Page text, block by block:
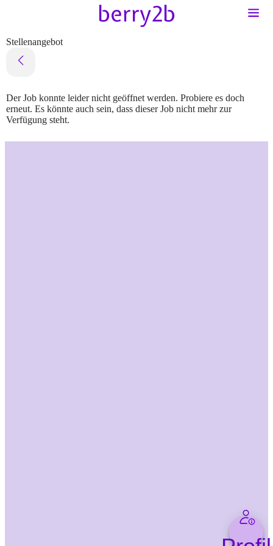
Stellenangebot
Der Job konnte leider nicht geöffnet werden. Probiere es doch
erneut. Es könnte auch sein, dass dieser Job nicht mehr zur
Verfügung steht.